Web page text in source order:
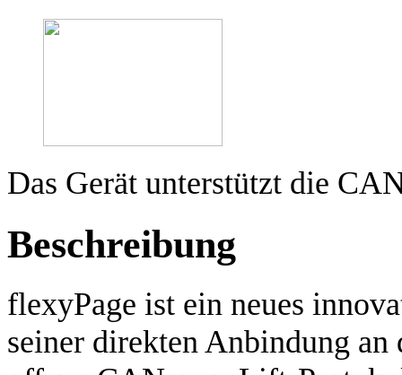
Das Gerät unterstützt die
Beschreibung
flexyPage ist ein neues
seiner direkten Anbindung an